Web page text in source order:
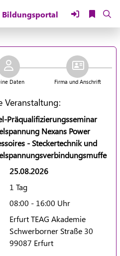
Daten Firma und Anschrift
Veranstaltung:
Präqualifizierungsseminar
Nexans Power
- Steckertechnik und
25.08.2026
1 Tag
08:00 - 16:00 Uhr
Erfurt TEAG Akademie
Schwerborner Straße 30
99087 Erfurt